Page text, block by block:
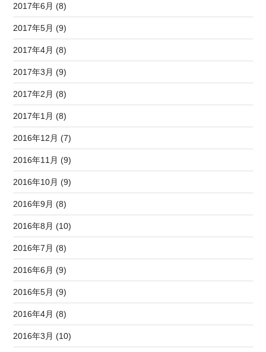
2017年6月 (8)
2017年5月 (9)
2017年4月 (8)
2017年3月 (9)
2017年2月 (8)
2017年1月 (8)
2016年12月 (7)
2016年11月 (9)
2016年10月 (9)
2016年9月 (8)
2016年8月 (10)
2016年7月 (8)
2016年6月 (9)
2016年5月 (9)
2016年4月 (8)
2016年3月 (10)